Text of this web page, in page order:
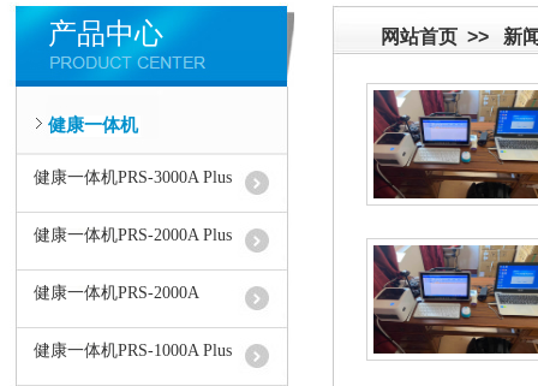
产品中心
健康一体机
健康一体机PRS-3000A Plus
健康一体机PRS-2000A Plus
健康一体机PRS-2000A
健康一体机PRS-1000A Plus
网站首页 >> 新